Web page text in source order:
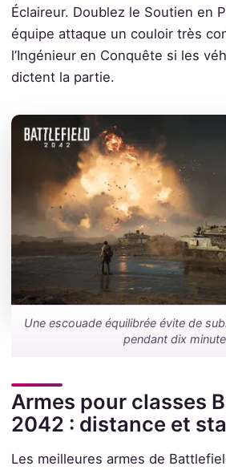
Éclaireur. Doublez le Soutien en
équipe attaque un couloir très
l’Ingénieur en Conquête si les
dictent la partie.
Une escouade équilibrée évite de
pendant dix
Armes pour classes
2042 : distance et
Les meilleures armes de